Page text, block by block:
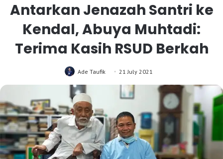
Antarkan Jenazah Santri ke
Kendal, Abuya Muhtadi:
Terima Kasih RSUD Berkah
Ade Taufik 21 July 2021